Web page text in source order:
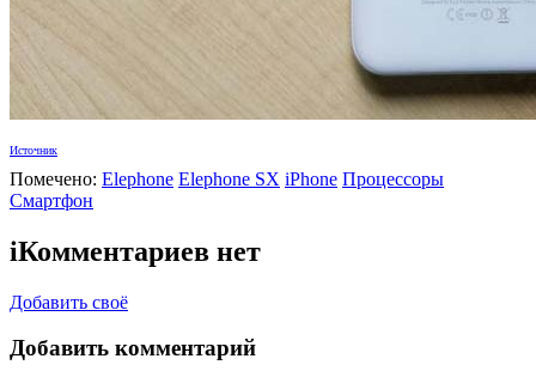
Источник
Помечено: Elephone Elephone SX iPhone Процессоры
Смартфон
iКомментариев нет
Добавить своё
Добавить комментарий